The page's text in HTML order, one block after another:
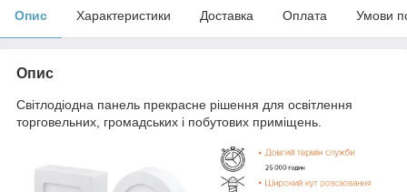
Опис Характеристики Доставка Оплата Умови
Опис
Світлодіодна панель прекрасне рішення для освітлення
торговельних, громадських і побутових приміщень.